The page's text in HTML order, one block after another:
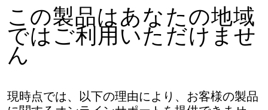
この製品はあなたの地域
ではご利用いただけませ
ん
現時点では、以下の理由により、お客様の製品